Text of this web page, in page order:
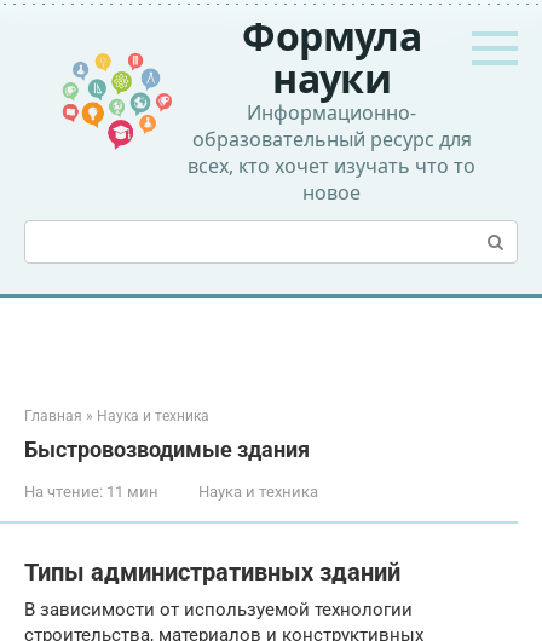
Перейти
контенту
Формула
науки
Информационно-
образовательный ресурс для
всех, кто хочет изучать что то
новое
Поиск:
Главная » Наука и техника
Быстровозводимые здания
На чтение: 11 мин Наука и техника
Типы административных зданий
В зависимости от используемой технологии
строительства, материалов и конструктивных